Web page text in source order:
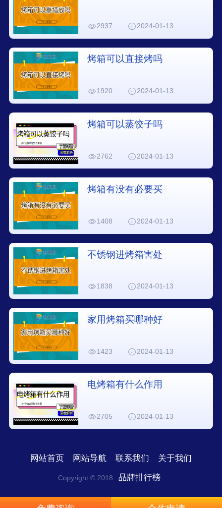
2937 2024-01-13
烤箱可以直接烤吗
1920 2024-01-13
烤箱可以蒸饺子吗
2762 2024-01-13
烤箱有没有必要买
1408 2024-01-13
不锈钢进烤箱害处
1838 2024-01-13
家用烤箱买哪种好
1423 2024-01-13
电烤箱有什么作用
2705 2024-01-13
网站首页 网站导航 联系我们 关于我们
Copyright © 2018 品牌排行榜